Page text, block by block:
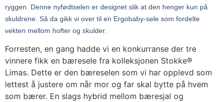
ryggen. Denne nyfødtselen er designet slik at den henger kun på
skuldrene. Så da gikk vi over til en Ergobaby-sele som fordelte
vekten mellom hofter og skulder.
Forresten, en gang hadde vi en konkurranse der tre
vinnere fikk en bæresele fra kolleksjonen Stokke®
Limas. Dette er den bæreselen som vi har opplevd som
lettest å justere om når mor og far skal bytte på hvem
som bærer. En slags hybrid mellom bæresjal og